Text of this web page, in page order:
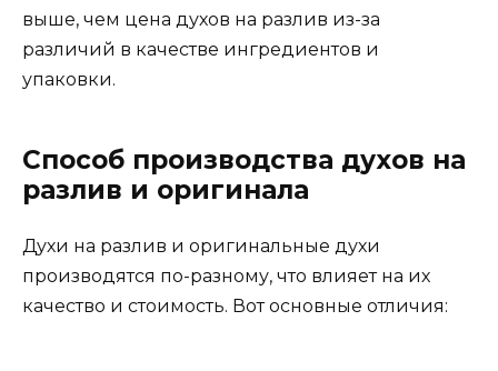
выше, чем цена духов на разлив из-за
различий в качестве ингредиентов и
упаковки.
Способ производства духов на
разлив и оригинала
Духи на разлив и оригинальные духи
производятся по-разному, что влияет на их
качество и стоимость. Вот основные отличия: